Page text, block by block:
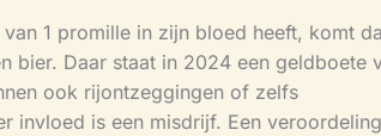
1 promille in zijn bloed heeft, komt
bier. Daar staat in 2024 een geldboete
ook rijontzeggingen of zelfs
invloed is een misdrijf. Een